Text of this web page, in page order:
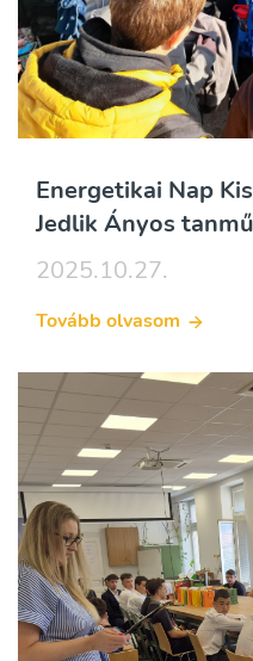
Energetikai Nap
Jedlik Ányos
2025.10.27.
Tovább olvasom